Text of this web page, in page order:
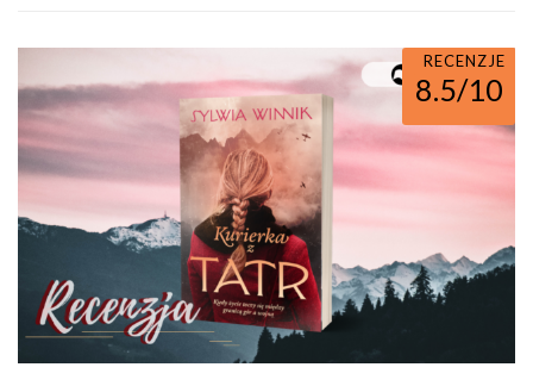
RECENZJE
8.5/10